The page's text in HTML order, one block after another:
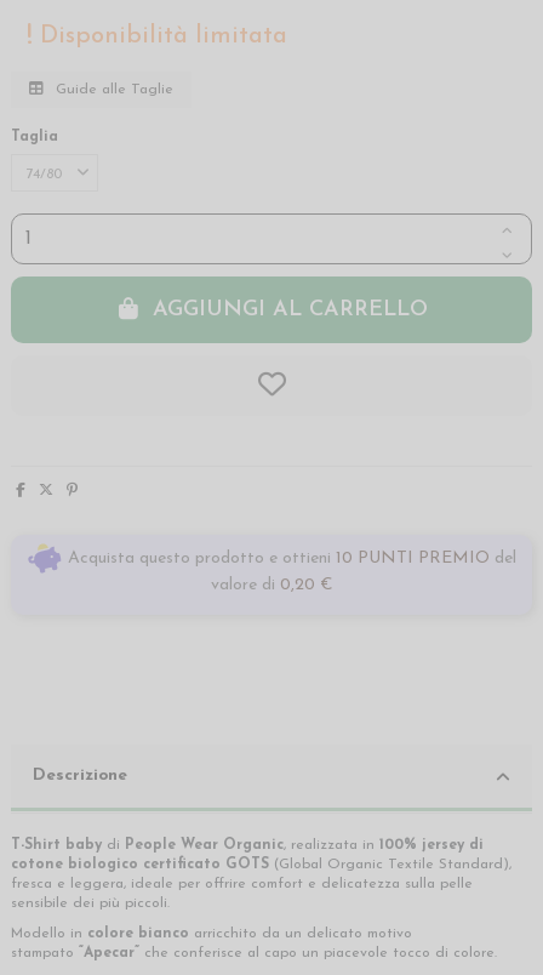
Disponibilità limitata
Guide alle Taglie
Taglia
AGGIUNGI AL CARRELLO
Acquista questo prodotto e ottieni 10 PUNTI PREMIO del
valore di 0,20 €
Descrizione
T-Shirt baby di People Wear Organic, realizzata in 100% jersey di
cotone biologico certificato GOTS (Global Organic Textile Standard),
fresca e leggera, ideale per offrire comfort e delicatezza sulla pelle
sensibile dei più piccoli.
Modello in colore bianco arricchito da un delicato motivo
stampato
“Apecar” che conferisce al capo un piacevole tocco di colore.